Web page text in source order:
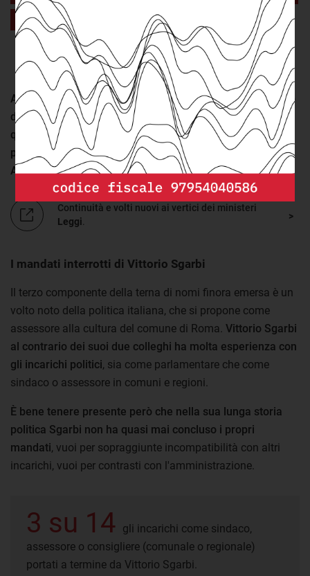
con il ministro in carica.
Vai a
"Che cosa sono gli uffici di diretta collaborazione
dei ministri"
Al ministero della giustizia invece è stata prima vice capo
del dipartimento dell'amministrazione penitenziaria,
quando era ministra Paola Severino (governo Monti), e
poi capo del dipartimento affari di giustizia, nominata da
Annamaria Cancelleri (governo Letta).
Continuità e volti nuovi ai vertici dei ministeri
Leggi.
I mandati interrotti di Vittorio Sgarbi
Il terzo componente della terna di nomi finora emersa è un
volto noto della politica italiana, che si propone come
assessore alla cultura del comune di Roma. Vittorio Sgarbi
al contrario dei suoi due colleghi ha molta esperienza con
gli incarichi politici, sia come parlamentare che come
sindaco o assessore in comuni e regioni.
È bene tenere presente però che nella sua lunga storia
politica Sgarbi non ha quasi mai concluso i propri
mandati, vuoi per sopraggiunte incompatibilità con altri
incarichi, vuoi per contrasti con l'amministrazione.
3 su 14
gli incarichi come sindaco,
assessore o consigliere (comunale o regionale)
portati a termine da Vittorio Sgarbi.